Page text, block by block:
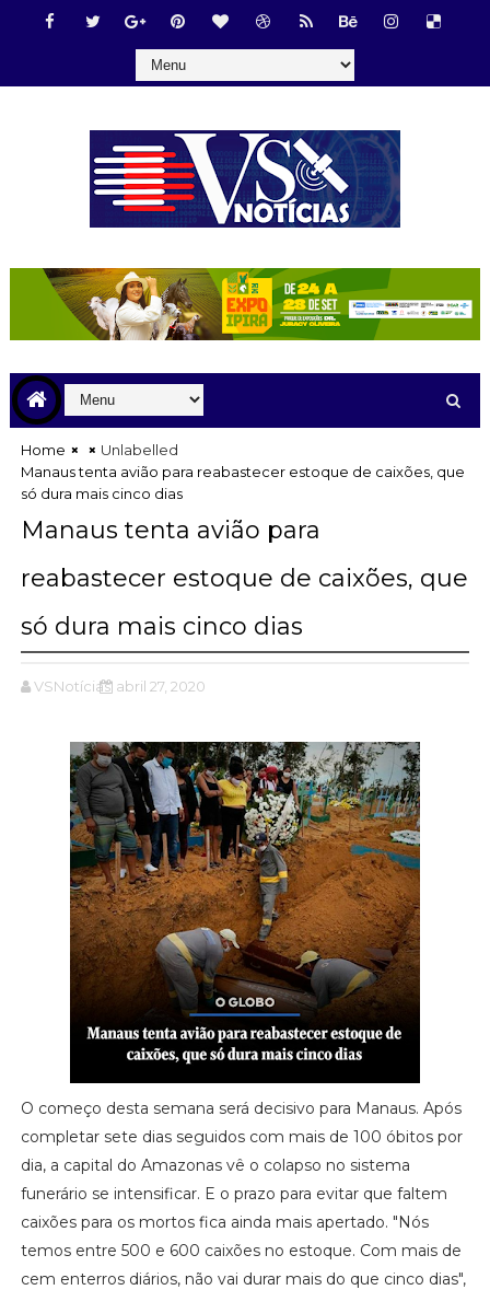
Home
Unlabelled
Manaus tenta avião para reabastecer estoque de caixões, que
só dura mais cinco dias
Manaus tenta avião para
reabastecer estoque de caixões, que
só dura mais cinco dias
VSNotícias abril 27, 2020
O começo desta semana será decisivo para Manaus. Após
completar sete dias seguidos com mais de 100 óbitos por
dia, a capital do Amazonas vê o colapso no sistema
funerário se intensificar. E o prazo para evitar que faltem
caixões para os mortos fica ainda mais apertado. "Nós
temos entre 500 e 600 caixões no estoque. Com mais de
cem enterros diários, não vai durar mais do que cinco dias",